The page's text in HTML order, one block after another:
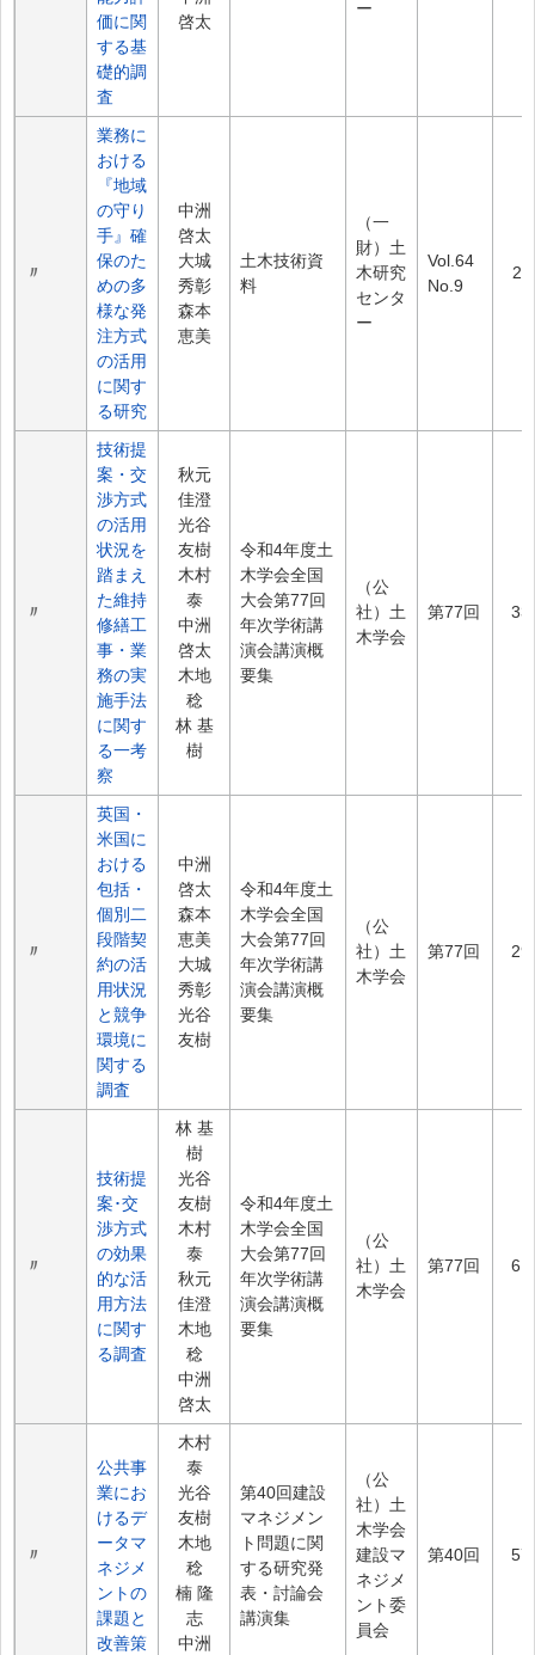
価に関
する基
礎的調
査
啓太
ー
〃
業務に
おける
『地域
の守り
手』確
保のた
めの多
様な発
注方式
の活用
に関す
る研究
中洲
啓太
大城
秀彰
森本
恵美
土木技術資
料
（一
財）土
木研究
センタ
ー
Vol.64
No.9
〃
技術提
案・交
渉方式
の活用
状況を
踏まえ
た維持
修繕工
事・業
務の実
施手法
に関す
る一考
察
秋元
佳澄
光谷
友樹
木村
泰
中洲
啓太
木地
稔
林 基
樹
令和4年度土
木学会全国
大会第77回
年次学術講
演会講演概
要集
（公
社）土
木学会
第77回
〃
英国・
米国に
おける
包括・
個別二
段階契
約の活
用状況
と競争
環境に
関する
調査
中洲
啓太
森本
恵美
大城
秀彰
光谷
友樹
令和4年度土
木学会全国
大会第77回
年次学術講
演会講演概
要集
（公
社）土
木学会
第77回
〃
技術提
案･交
渉方式
の効果
的な活
用方法
に関す
る調査
林 基
樹
光谷
友樹
木村
泰
秋元
佳澄
木地
稔
中洲
啓太
令和4年度土
木学会全国
大会第77回
年次学術講
演会講演概
要集
（公
社）土
木学会
第77回
〃
公共事
業にお
けるデ
ータマ
ネジメ
ントの
課題と
改善策
木村
泰
光谷
友樹
木地
稔
楠 隆
志
中洲
第40回建設
マネジメン
ト問題に関
する研究発
表・討論会
講演集
（公
社）土
木学会
建設マ
ネジメ
ント委
員会
第40回